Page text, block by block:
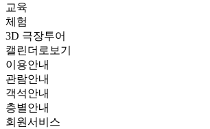
교육
체험
3D 극장투어
캘린더로보기
이용안내
관람안내
객석안내
층별안내
회원서비스